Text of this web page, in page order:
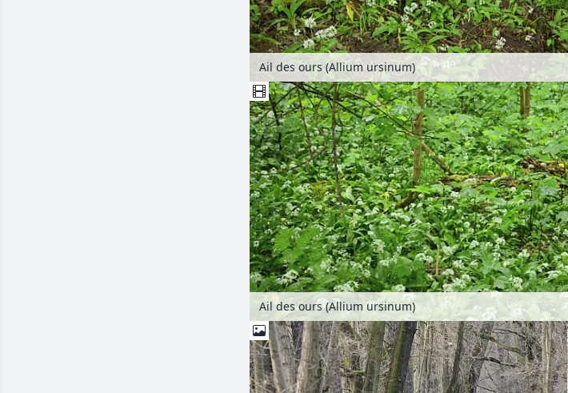
Ail des ours (Allium ursinum)
Ail des ours (Allium ursinum)